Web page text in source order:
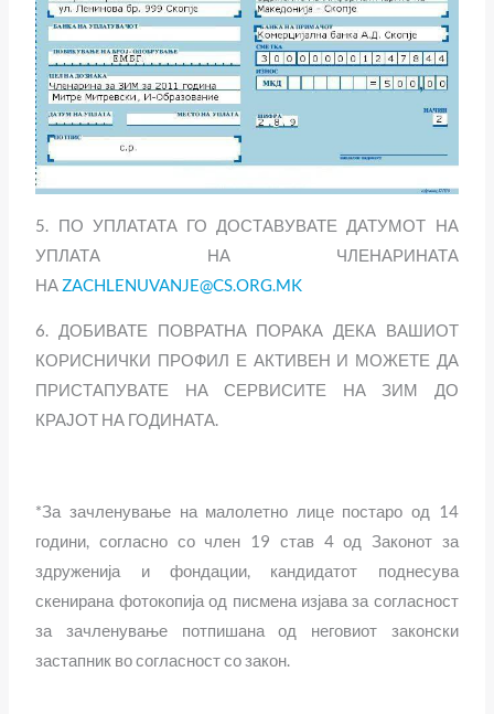
5. ПО УПЛАТАТА ГО ДОСТАВУВАТЕ ДАТУМОТ НА
УПЛАТА НА ЧЛЕНАРИНАТА
НА ZACHLENUVANJE@CS.ORG.MK
6. ДОБИВАТЕ ПОВРАТНА ПОРАКА ДЕКА ВАШИОТ
КОРИСНИЧКИ ПРОФИЛ Е АКТИВЕН И МОЖЕТЕ ДА
ПРИСТАПУВАТЕ НА СЕРВИСИТЕ НА ЗИМ ДО
КРАЈОТ НА ГОДИНАТА.
*За зачленување на малолетно лице постаро од 14
години, согласно со член 19 став 4 од Законот за
здруженија и фондации, кандидатот поднесува
скенирана фотокопија од писмена изјава за согласност
за зачленување потпишана од неговиот законски
застапник во согласност со закон.